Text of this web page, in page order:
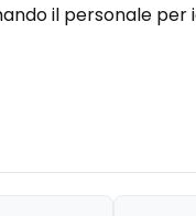
il personale